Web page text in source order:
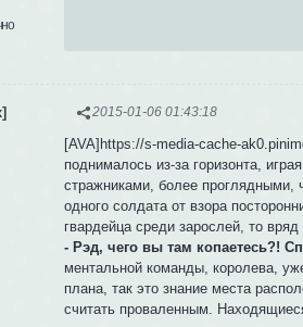
2015-01-06 01:43:18
[AVA]https://s-media-cache-
поднималось из-за горизонта,
стражниками, более
одного солдата от взора
гвардейца среди зарослей, то
- Рэд, чего вы там копаетесь?!
ментальной команды, королева,
плана, так это знание места
считать проваленным.